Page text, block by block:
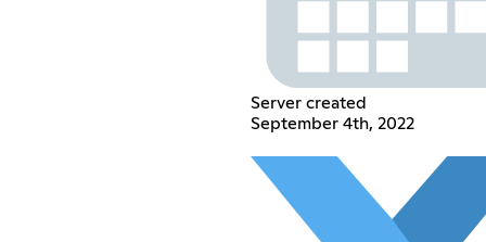
Server created
September 4th, 2022